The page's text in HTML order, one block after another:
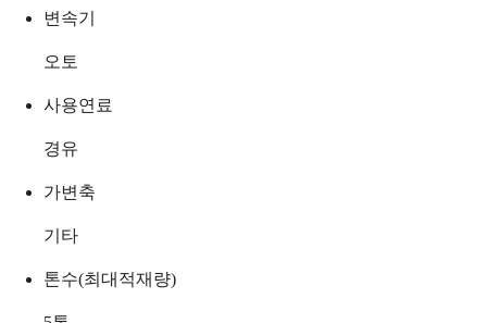
변속기
오토
사용연료
경유
가변축
기타
톤수(최대적재량)